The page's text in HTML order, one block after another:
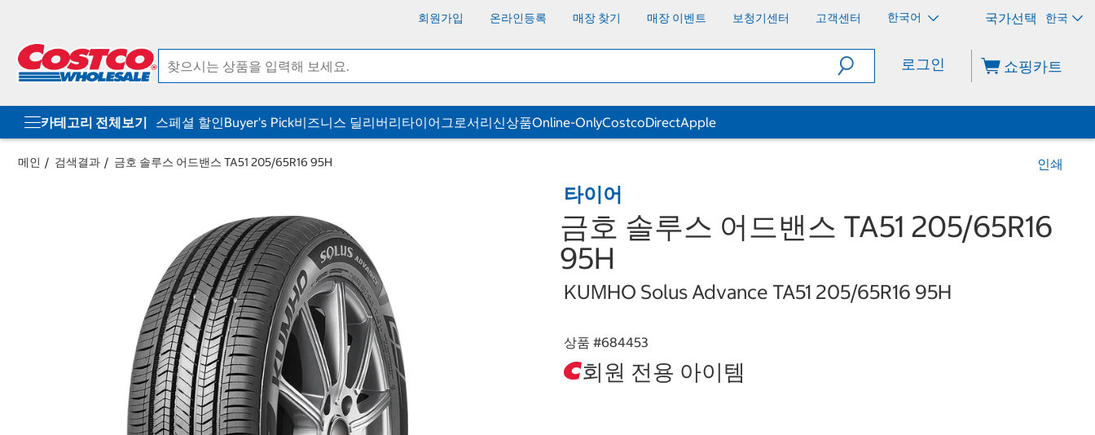
회원가입 온라인등록 매장 찾기 매장 이벤트 보청기센터 고객센터 한국어 한국
로그인 쇼핑카트
카테고리 전체보기 스페셜 할인Buyer's Pick비즈니스 딜리버리타이어그로서리신상품Online-OnlyCostcoDirectApple
메인 검색결과 금호 솔루스 어드밴스 TA51 205/65R16 95H 인쇄
타이어
금호 솔루스 어드밴스 TA51 205/65R16
95H
KUMHO Solus Advance TA51 205/65R16 95H
상품 #684453
회원 전용 아이템